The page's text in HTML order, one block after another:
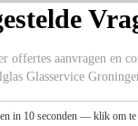
offertes aanvragen en
Glasservice
in 10 seconden — klik om te